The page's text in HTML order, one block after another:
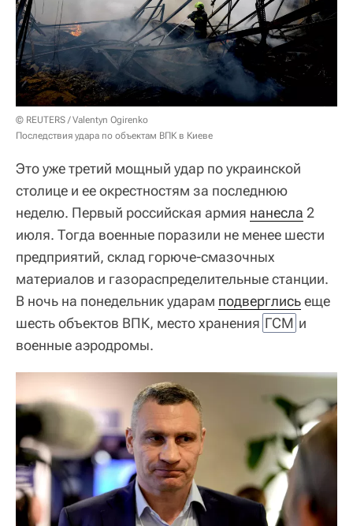
© REUTERS / Valentyn Ogirenko
Последствия удара по объектам ВПК в Киеве
Это уже третий мощный удар по украинской
столице и ее окрестностям за последнюю
неделю. Первый российская армия нанесла 2
июля. Тогда военные поразили не менее шести
предприятий, склад горюче-смазочных
материалов и газораспределительные станции.
В ночь на понедельник ударам подверглисьеще
шесть объектов ВПК, место хранения ГСМ и
военные аэродромы.